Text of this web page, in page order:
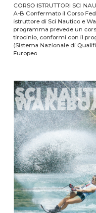
CORSO ISTRUTTORI SCI
A-B Confermato il Corso
istruttore di Sci Nautico e
programma prevede un
tirocinio, conformi con il
(Sistema Nazionale di
Europeo